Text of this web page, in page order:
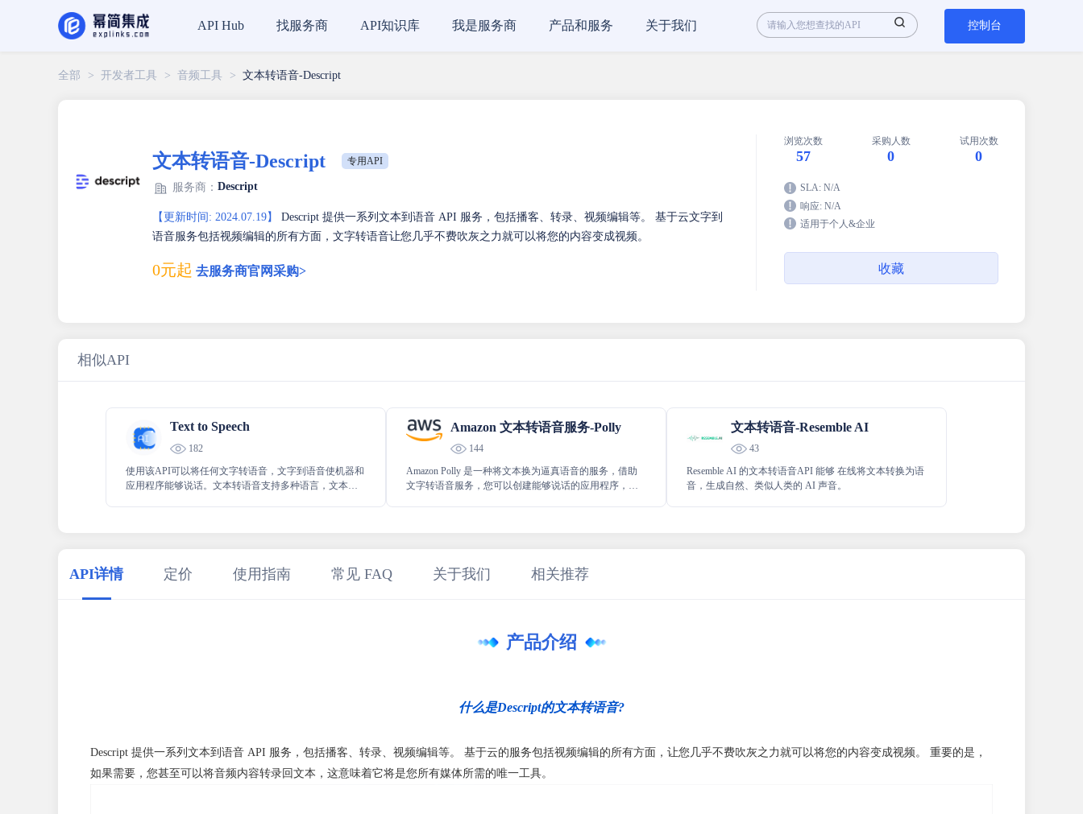
API Hub 找服务商 API知识库 我是服务商 产品和服务 关于我们 控制台
全部 > 开发者工具 > 音频工具 > 文本转语音-Descript
文本转语音-Descript 专用API
服务商： Descript
【更新时间: 2024.07.19】
Descript 提供一系列文本到语音 API 服务，包括播客、转录、视频编辑等。 基于云文字到
语音服务包括视频编辑的所有方面，文字转语音让您几乎不费吹灰之力就可以将您的内容变成视频。
0元起 去服务商官网采购>
浏览次数
57
采购人数
0
试用次数
0
SLA: N/A
响应: N/A
适用于个人&企业
收藏
相似API
Text to Speech
182
使用该API可以将任何文字转语音，文字到语音使机器和
应用程序能够说话。文本转语音支持多种语言，文本到
Amazon 文本转语音服务-Polly
144
Amazon Polly 是一种将文本换为逼真语音的服务，借助
文字转语音服务，您可以创建能够说话的应用程序，并
文本转语音-Resemble AI
43
Resemble AI 的文本转语音API 能够 在线将文本转换为语
音，生成自然、类似人类的 AI 声音。
API详情 定价 使用指南 常见 FAQ 关于我们 相关推荐
产品介绍
什么是Descript的文本转语音?
Descript 提供一系列文本到语音 API 服务，包括播客、转录、视频编辑等。 基于云的服务包括视频编辑的所有方面，让您几乎不费吹灰之力就可以将您的内容变成视频。 重要的是，
如果需要，您甚至可以将音频内容转录回文本，这意味着它将是您所有媒体所需的唯一工具。